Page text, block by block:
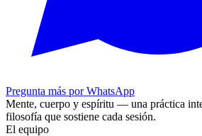
Pregunta más por WhatsApp
Mente, cuerpo y espíritu — una práctica
filosofía que sostiene cada sesión.
El equipo